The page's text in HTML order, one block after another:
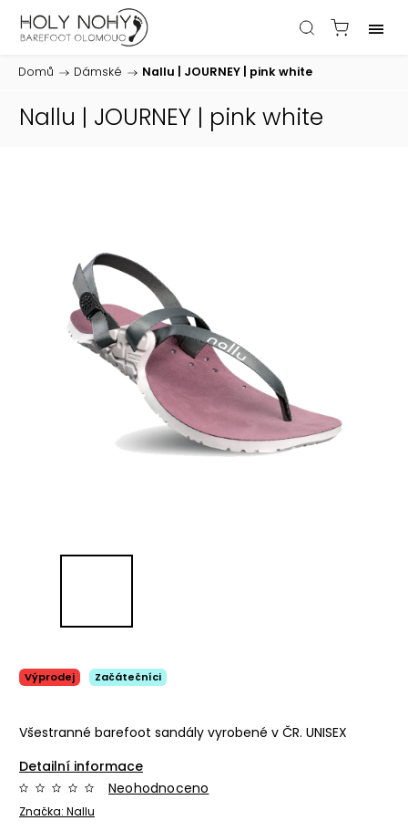
Domů / Dámské / Nallu | JOURNEY | pink white
Nallu | JOURNEY | pink white
Výprodej Začátečníci
Všestranné barefoot sandály vyrobené v ČR. UNISEX
Detailní informace
Značka: Nallu
Neohodnoceno